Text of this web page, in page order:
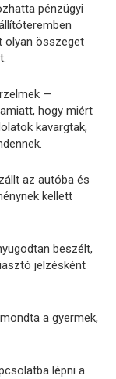
pénzügyi
olyan összeget
—
hogy miért
kavargtak,
az autóba és
kellett
beszélt,
jelzésként
a gyermek,
lépni a